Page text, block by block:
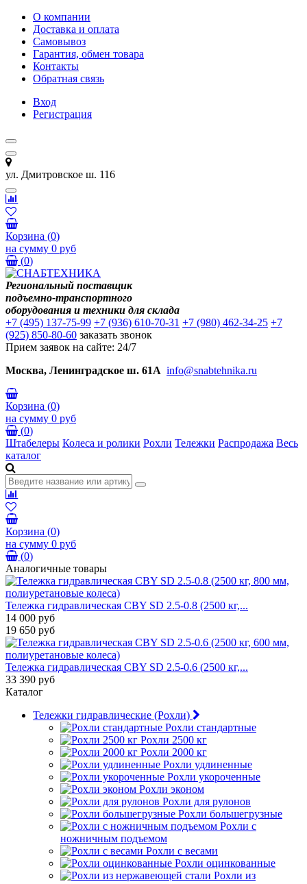
О компании
Доставка и оплата
Самовывоз
Гарантия, обмен товара
Контакты
Обратная связь
Вход
Регистрация
ул. Дмитровское ш. 116
Корзина (0)
на сумму 0 руб
(0)
Региональный поставщик
подъемно-транспортного
оборудования и техники для склада
+7 (495) 137-75-99 +7 (936) 610-70-31 +7 (980) 462-34-25 +7
(925) 850-80-60 заказать звонок
Прием заявок на сайте: 24/7
Москва, Ленинградское ш. 61А info@snabtehnika.ru
Корзина (0)
на сумму 0 руб
(0)
Штабелеры Колеса и ролики Рохли Тележки Распродажа Весь
каталог
Корзина (0)
на сумму 0 руб
(0)
Аналогичные товары
Тележка гидравлическая CBY SD 2.5-0.8 (2500 кг,...
14 000 руб
19 650 руб
Тележка гидравлическая CBY SD 2.5-0.6 (2500 кг,...
33 390 руб
Каталог
Тележки гидравлические (Рохли)
Рохли стандартные
Рохли 2500 кг
Рохли 2000 кг
Рохли удлиненные
Рохли укороченные
Рохли эконом
Рохли для рулонов
Рохли большегрузные
Рохли с
ножничным подъемом
Рохли с весами
Рохли оцинкованные
Рохли из